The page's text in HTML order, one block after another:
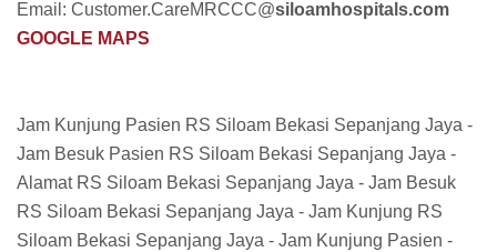
Email: Customer.CareMRCCC@siloamhospitals.com
GOOGLE MAPS
Jam Kunjung Pasien RS Siloam Bekasi Sepanjang Jaya -
Jam Besuk Pasien RS Siloam Bekasi Sepanjang Jaya -
Alamat RS Siloam Bekasi Sepanjang Jaya - Jam Besuk
RS Siloam Bekasi Sepanjang Jaya - Jam Kunjung RS
Siloam Bekasi Sepanjang Jaya - Jam Kunjung Pasien -